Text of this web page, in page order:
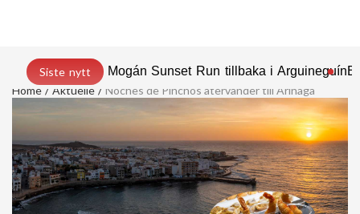
Siste nytt Mogán Sunset Run tillbaka i Arguineguín
Home
Aktuelle Noches de Pinchos återvänder till Arinaga